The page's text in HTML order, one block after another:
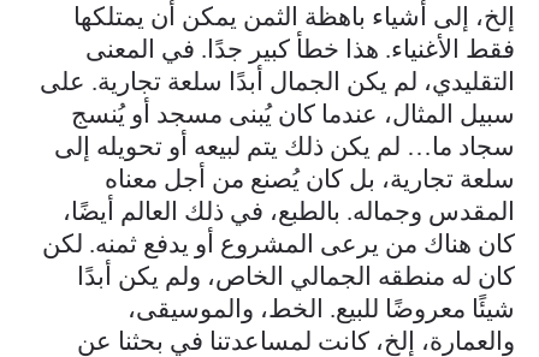
إلخ، إلى أشياء باهظة الثمن يمكن أن يمتلكها
فقط الأغنياء. هذا خطأ كبير جدًا. في المعنى
التقليدي، لم يكن الجمال أبدًا سلعة تجارية. على
سبيل المثال، عندما كان يُبنى مسجد أو يُنسج
سجاد ما… لم يكن ذلك يتم لبيعه أو تحويله إلى
سلعة تجارية، بل كان يُصنع من أجل معناه
المقدس وجماله. بالطبع، في ذلك العالم أيضًا،
كان هناك من يرعى المشروع أو يدفع ثمنه. لكن
كان له منطقه الجمالي الخاص، ولم يكن أبدًا
شيئًا معروضًا للبيع. الخط، والموسيقى،
والعمارة، إلخ، كانت لمساعدتنا في بحثنا عن